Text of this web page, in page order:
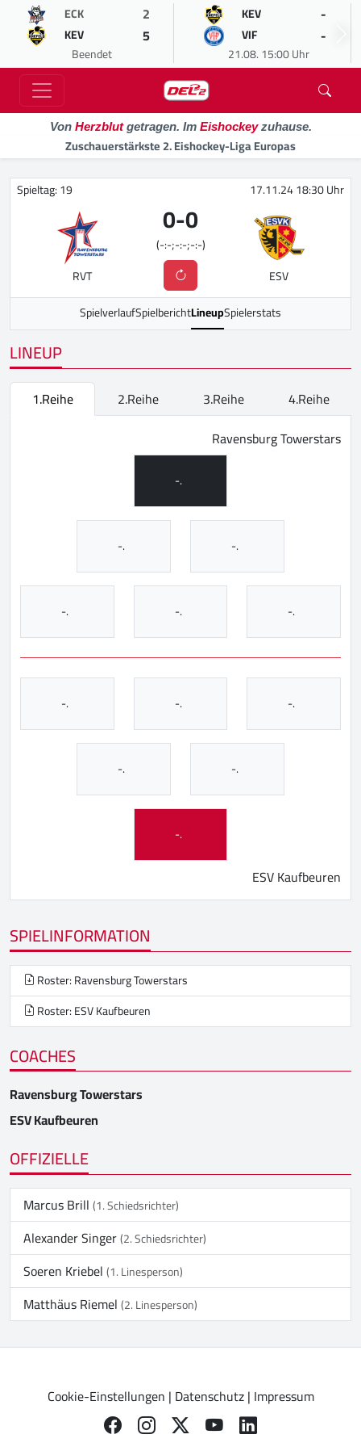
ECK 2
KEV 5
Beendet
KEV -
VIF -
21.08. 15:00 Uhr
Von Herzblutgetragen. Im Eishockeyzuhause.
Zuschauerstärkste 2. Eishockey-Liga Europas
Spieltag: 19 17.11.24 18:30 Uhr
RVT
0-0
(-:-;-:-;-:-)
ESV
SpielverlaufSpielberichtLineupSpielerstats
LINEUP
1.Reihe 2.Reihe 3.Reihe
4.Reihe
Ravensburg Towerstars
-.
-. -.
-. -. -.
-. -. -.
-. -.
-.
ESV Kaufbeuren
SPIELINFORMATION
Roster: Ravensburg Towerstars
Roster: ESV Kaufbeuren
COACHES
Ravensburg Towerstars
ESV Kaufbeuren
OFFIZIELLE
Marcus Brill(1. Schiedsrichter)
Alexander Singer(2. Schiedsrichter)
Soeren Kriebel(1. Linesperson)
Matthäus Riemel(2. Linesperson)
Cookie-Einstellungen | Datenschutz| Impressum